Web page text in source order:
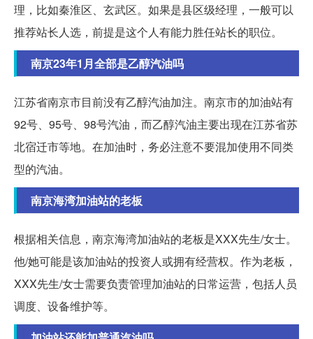
理，比如秦淮区、玄武区。如果是县区级经理，一般可以
推荐站长人选，前提是这个人有能力胜任站长的职位。
南京23年1月全部是乙醇汽油吗
江苏省南京市目前没有乙醇汽油加注。南京市的加油站有
92号、95号、98号汽油，而乙醇汽油主要出现在江苏省苏
北宿迁市等地。在加油时，务必注意不要混加使用不同类
型的汽油。
南京海湾加油站的老板
根据相关信息，南京海湾加油站的老板是XXX先生/女士。
他/她可能是该加油站的投资人或拥有经营权。作为老板，
XXX先生/女士需要负责管理加油站的日常运营，包括人员
调度、设备维护等。